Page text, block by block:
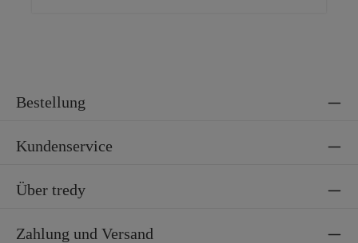
Bestellung
Kundenservice
Über tredy
Zahlung und Versand